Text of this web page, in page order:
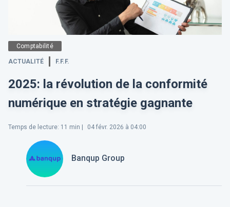
Comptabilité
ACTUALITÉ F.F.F.
2025: la révolution de la conformité
numérique en stratégie gagnante
Temps de lecture: 11 min | 04 févr. 2026 à 04:00
Banqup Group